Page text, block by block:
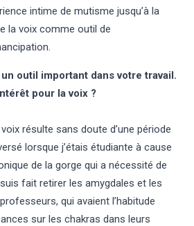
intime de mutisme jusqu’à la
la voix comme outil de
outil important dans votre travail.
pour la voix ?
résulte sans doute d’une période
lorsque j’étais étudiante à cause
de la gorge qui a nécessité de
fait retirer les amygdales et les
qui avaient l’habitude
sur les chakras dans leurs